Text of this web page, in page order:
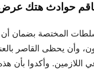
حوادث هتك عرض
المختصة بضمان أن
وأن يحظى القاصر
اللازمين. وأكدوا بأن